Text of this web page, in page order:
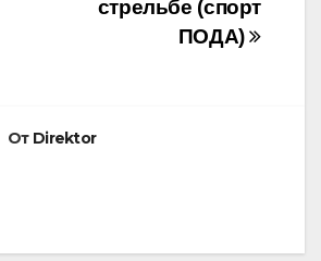
стрельбе (спорт
ПОДА)
От Direktor